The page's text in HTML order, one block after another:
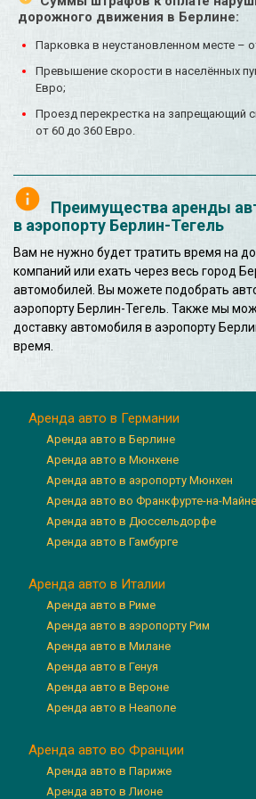
дорожного движения в Берлине:
Парковка в неустановленном месте –
Превышение скорости в населённых
Евро;
Проезд перекрестка на запрещающий
от 60 до 360 Евро.
Преимущества аренды
в аэропорту Берлин-Тегель
Вам не нужно будет тратить время на
компаний или ехать через весь город
автомобилей. Вы можете подобрать
аэропорту Берлин-Тегель. Также мы
доставку автомобиля в аэропорту
время.
Аренда авто в Германии
Аренда авто в Берлине
Аренда авто в Мюнхене
Аренда авто в аэропорту Мюнхен
Аренда авто во Франкфурте-на-Майне
Аренда авто в Дюссельдорфе
Аренда авто в Гамбурге
Аренда авто в Италии
Аренда авто в Риме
Аренда авто в аэропорту Рим
Аренда авто в Милане
Аренда авто в Генуя
Аренда авто в Вероне
Аренда авто в Неаполе
Аренда авто во Франции
Аренда авто в Париже
Аренда авто в Лионе